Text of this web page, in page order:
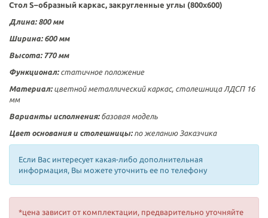
Стол S–образный каркас, закругленные углы (800х600)
Длина: 800 мм
Ширина: 600 мм
Высота: 770 мм
Функционал: статичное положение
Материал: цветной металлический каркас, столешница ЛДСП 16
мм
Варианты исполнения:базовая модель
Цвет основания и столешницы:по желанию Заказчика
Если Вас интересует какая-либо дополнительная
информация, Вы можете уточнить ее по телефону
*цена зависит от комплектации, предварительно уточняйте